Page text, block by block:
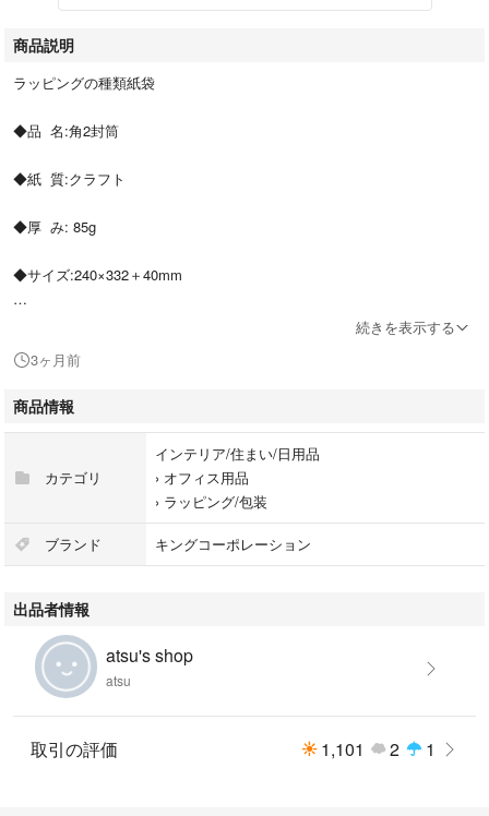
商品説明
ラッピングの種類紙袋
◆品 名:角2封筒
◆紙 質:クラフト
◆厚 み: 85g
◆サイズ:240×332＋40mm
◆メーカー:キングコーポレーション
★センター貼なので、用紙が入れやすいです。
！折れなどのご対応の為、数枚多めに
送らせていただきます。
続きを表示する
3ヶ月前
商品情報
カテゴリ
インテリア/住まい/日用品
› オフィス用品
› ラッピング/包装
ブランド キングコーポレーション
出品者情報
atsu's shop
atsu
取引の評価 1,101 2 1